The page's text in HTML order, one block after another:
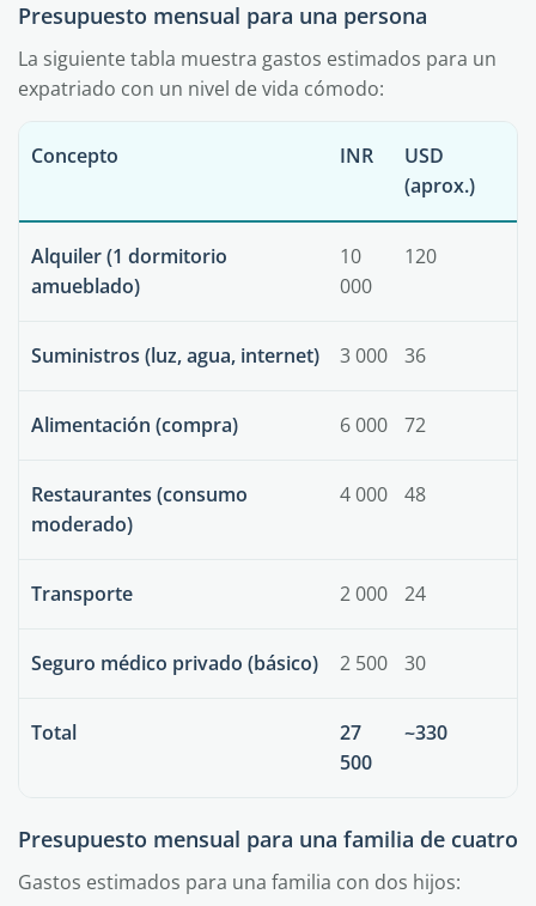
Presupuesto mensual para una persona
La siguiente tabla muestra gastos estimados para un
expatriado con un nivel de vida cómodo:
Concepto INR
USD
(aprox.)
Alquiler (1 dormitorio
amueblado)
10
000
120
Suministros (luz, agua, internet) 3 000 36
Alimentación (compra) 6 000 72
Restaurantes (consumo
moderado)
4 000 48
Transporte 2 000 24
Seguro médico privado (básico) 2 500 30
Total
27
500
~330
Presupuesto mensual para una familia de cuatro
Gastos estimados para una familia con dos hijos: